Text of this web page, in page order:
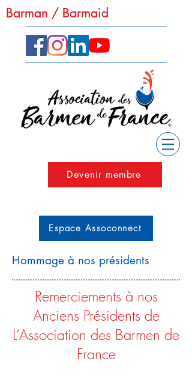
Barman / Barmaid
Barman / Barmaid
Devenir membre
Espace Assoconnect
Hommage à nos présidents
Remerciements à nos
Anciens Présidents de
L’Association des Barmen de
France